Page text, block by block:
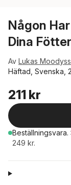
Någon
Dina Fötter
Av Lukas
Häftad, Svenska,
211 kr
Beställningsvara.
249 kr.